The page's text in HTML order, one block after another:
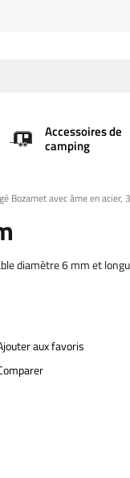
Accessoires de
camping
Bozamet avec âme en acier,
diamètre 6 mm et
aux favoris